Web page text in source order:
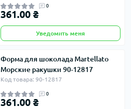
0
361.00 ₴
Уведомить меня
Форма для шоколада Martellato
Морские ракушки 90-12817
Код товара: 90-12817
0
361.00 ₴